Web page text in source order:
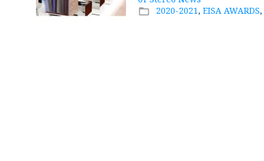
folder_open 2020-2021, EISA AWARDS,